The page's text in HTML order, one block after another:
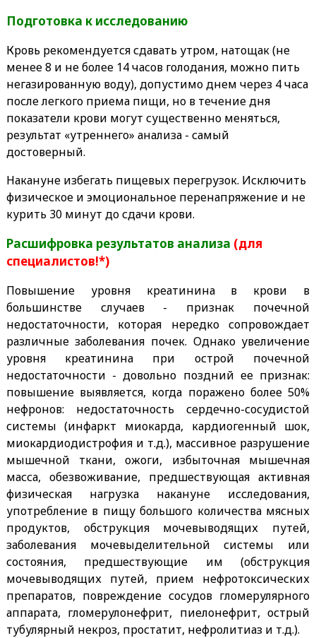
Подготовка к исследованию
Кровь рекомендуется сдавать утром, натощак (не
менее 8 и не более 14 часов голодания, можно пить
негазированную воду), допустимо днем через 4 часа
после легкого приема пищи, но в течение дня
показатели крови могут существенно меняться,
результат «утреннего» анализа - самый
достоверный.
Накануне избегать пищевых перегрузок. Исключить
физическое и эмоциональное перенапряжение и не
курить 30 минут до сдачи крови.
Расшифровка результатов анализа (для
специалистов!*)
Повышение уровня креатинина в крови в
большинстве случаев - признак почечной
недостаточности, которая нередко сопровождает
различные заболевания почек. Однако увеличение
уровня креатинина при острой почечной
недостаточности - довольно поздний ее признак:
повышение выявляется, когда поражено более 50%
нефронов: недостаточность сердечно-сосудистой
системы (инфаркт миокарда, кардиогенный шок,
миокардиодистрофия и т.д.), массивное разрушение
мышечной ткани, ожоги, избыточная мышечная
масса, обезвоживание, предшествующая активная
физическая нагрузка накануне исследования,
употребление в пищу большого количества мясных
продуктов, обструкция мочевыводящих путей,
заболевания мочевыделительной системы или
состояния, предшествующие им (обструкция
мочевыводящих путей, прием нефротоксических
препаратов, повреждение сосудов гломерулярного
аппарата, гломерулонефрит, пиелонефрит, острый
тубулярный некроз, простатит, нефролитиаз и т.д.).